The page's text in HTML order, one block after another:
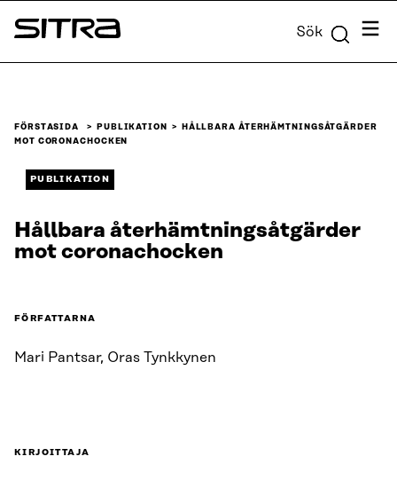
Skip to
content
Sitra Sök Meny
FÖRSTASIDA PUBLIKATION
HÅLLBARA ÅTERHÄMTNINGSÅTGÄRDER
MOT CORONACHOCKEN
PUBLIKATION
Hållbara återhämtningsåtgärder
mot coronachocken
FÖRFATTARNA
Mari Pantsar, Oras Tynkkynen
KIRJOITTAJA